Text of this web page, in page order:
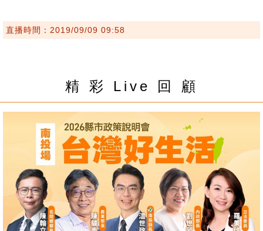
直播時間：2019/09/09 09:58
精 彩 Live 回 顧